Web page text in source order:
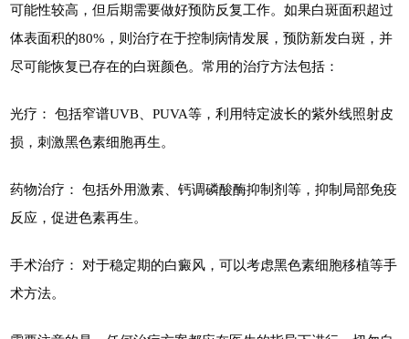
可能性较高，但后期需要做好预防反复工作。如果白斑面积超过
体表面积的80%，则治疗在于控制病情发展，预防新发白斑，并
尽可能恢复已存在的白斑颜色。常用的治疗方法包括：
光疗： 包括窄谱UVB、PUVA等，利用特定波长的紫外线照射皮
损，刺激黑色素细胞再生。
药物治疗： 包括外用激素、钙调磷酸酶抑制剂等，抑制局部免疫
反应，促进色素再生。
手术治疗： 对于稳定期的白癜风，可以考虑黑色素细胞移植等手
术方法。